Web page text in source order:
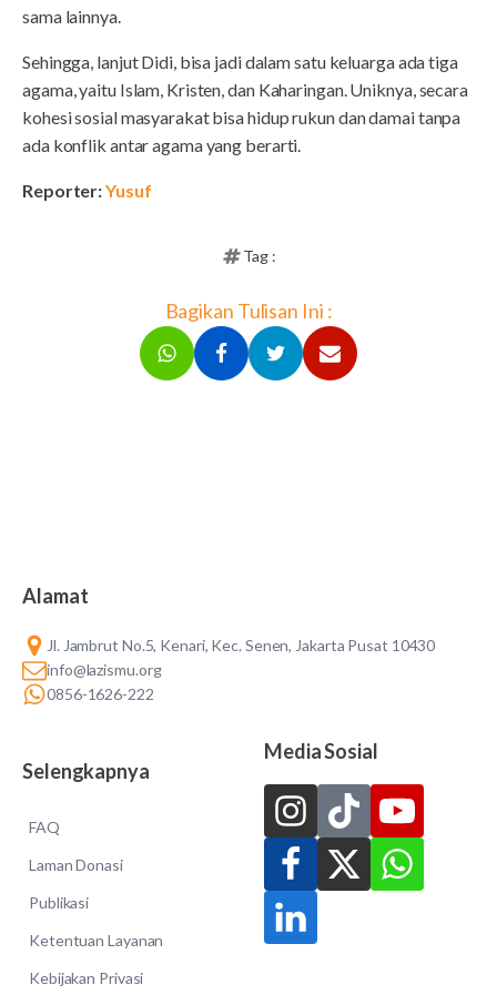
sama lainnya.
Sehingga, lanjut Didi, bisa jadi dalam satu keluarga ada tiga
agama, yaitu Islam, Kristen, dan Kaharingan. Uniknya, secara
kohesi sosial masyarakat bisa hidup rukun dan damai tanpa
ada konflik antar agama yang berarti.
Reporter:Yusuf
Tag :
Bagikan Tulisan Ini :
Alamat
Jl. Jambrut No.5, Kenari, Kec. Senen, Jakarta Pusat 10430
info@lazismu.org
0856-1626-222
Selengkapnya
FAQ
Laman Donasi
Publikasi
Ketentuan Layanan
Kebijakan Privasi
Media Sosial